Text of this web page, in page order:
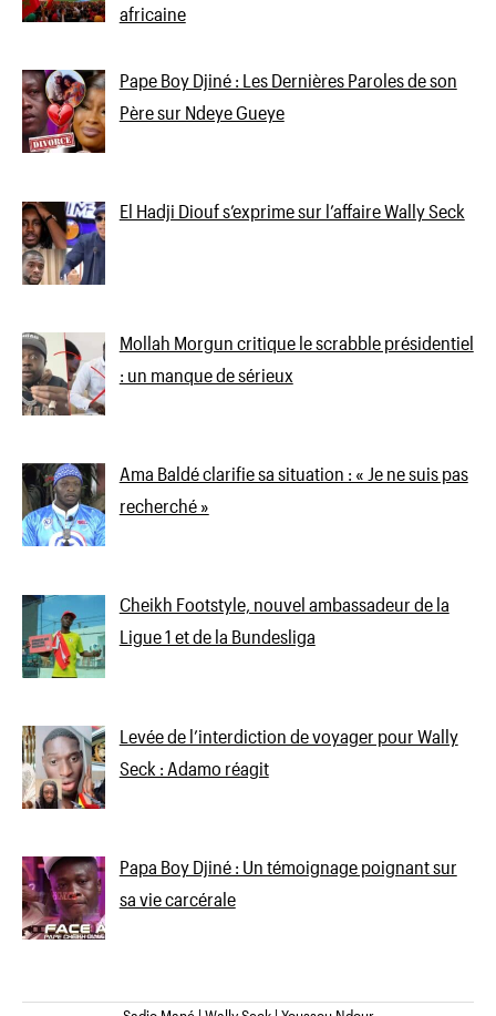
africaine
Pape Boy Djiné : Les Dernières Paroles de son
Père sur Ndeye Gueye
El Hadji Diouf s’exprime sur l’affaire Wally Seck
Mollah Morgun critique le scrabble présidentiel
: un manque de sérieux
Ama Baldé clarifie sa situation : « Je ne suis pas
recherché »
Cheikh Footstyle, nouvel ambassadeur de la
Ligue 1 et de la Bundesliga
Levée de l’interdiction de voyager pour Wally
Seck : Adamo réagit
Papa Boy Djiné : Un témoignage poignant sur
sa vie carcérale